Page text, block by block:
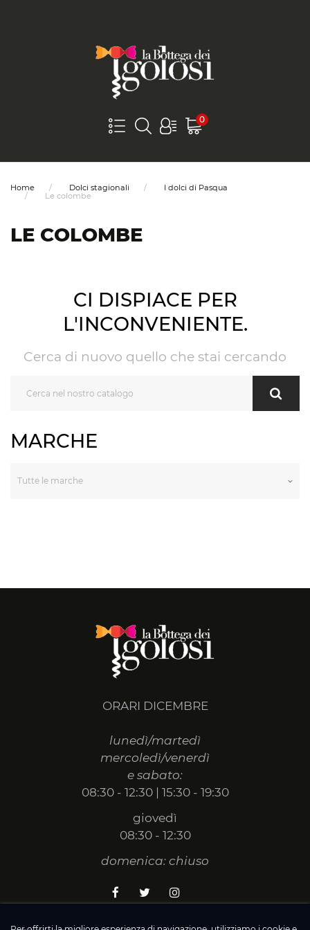
0
Home Dolci stagionali
I dolci di Pasqua
Le colombe
LE COLOMBE
CI DISPIACE PER
L'INCONVENIENTE.
Cerca di nuovo quello che stai cercando
MARCHE
ORARI DICEMBRE
lunedì/martedì
mercoledì/venerdì
e sabato:
08:30 - 12:30 | 15:30 - 19:30
giovedì
08:30 - 12:30
domenica: chiuso